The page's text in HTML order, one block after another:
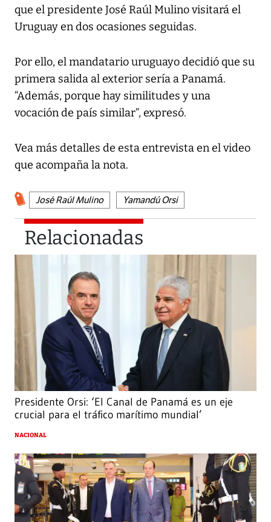
que el presidente José Raúl Mulino visitará el
Uruguay en dos ocasiones seguidas.
Por ello, el mandatario uruguayo decidió que su
primera salida al exterior sería a Panamá.
“Además, porque hay similitudes y una
vocación de país similar”, expresó.
Vea más detalles de esta entrevista en el video
que acompaña la nota.
José Raúl Mulino Yamandú Orsi
Relacionadas
Presidente Orsi: ‘El Canal de Panamá es un eje
crucial para el tráfico marítimo mundial’
NACIONAL